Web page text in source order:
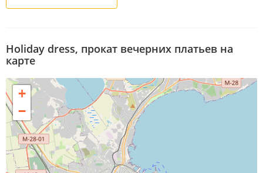
Holiday dress, прокат вечерних платьев на
карте
+
−